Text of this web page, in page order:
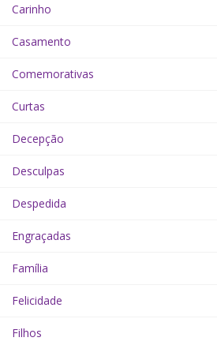
Carinho
Casamento
Comemorativas
Curtas
Decepção
Desculpas
Despedida
Engraçadas
Família
Felicidade
Filhos